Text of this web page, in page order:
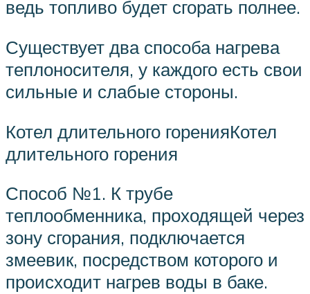
ведь топливо будет сгорать полнее.
Существует два способа нагрева
теплоносителя, у каждого есть свои
сильные и слабые стороны.
Котел длительного горенияКотел
длительного горения
Способ №1. К трубе
теплообменника, проходящей через
зону сгорания, подключается
змеевик, посредством которого и
происходит нагрев воды в баке.